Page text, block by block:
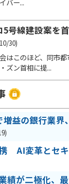
バー...
号線建設案を
30)
はこのほど、同市
ズン首相に提...
増益の銀行業界
AI変革とセ
績が二極化、